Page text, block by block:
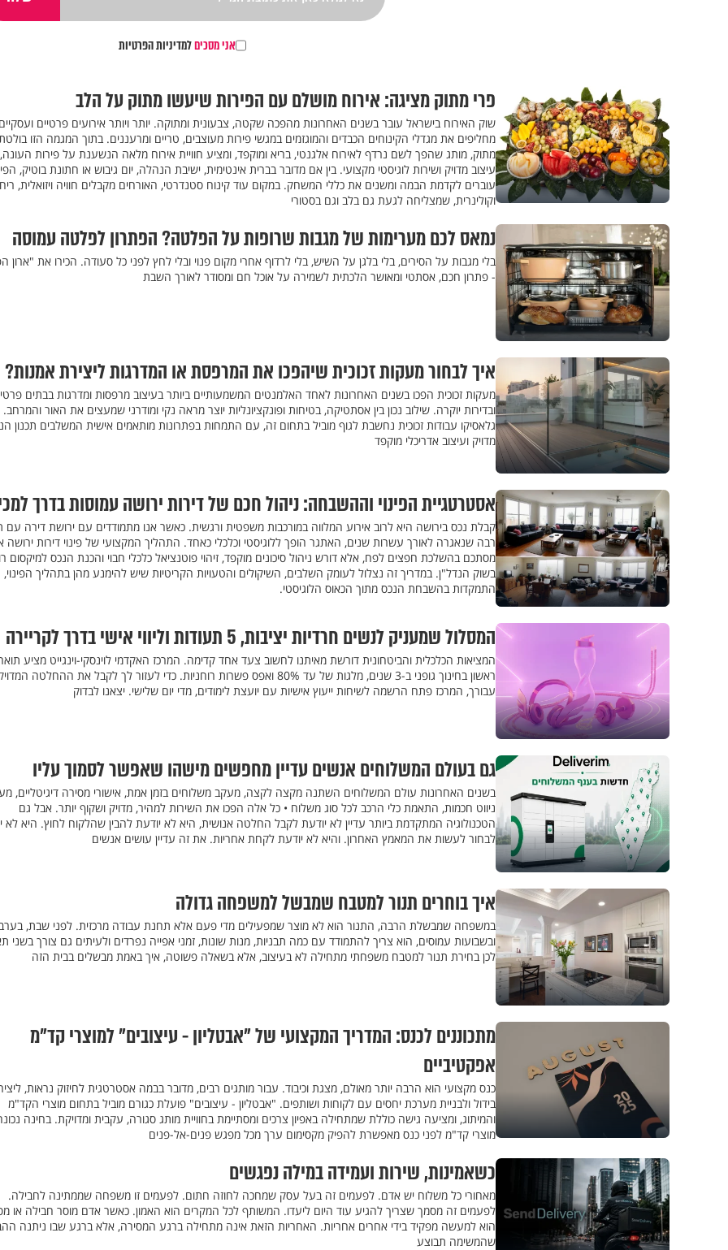
אני מסכיםלמדיניות הפרטיות
פרי מתוק מציגה: אירוח מושלם עם הפירות שיעשו מתוק על הלב
שוק האירוח בישראל עובר בשנים האחרונות מהפכה שקטה, צבעונית ומתוקה. יותר ויותר אירועים פרטיים ועסקיים
מחליפים את מגדלי הקינוחים הכבדים והמוגזמים במגשי פירות מעוצבים, טריים ומרעננים. בתוך המגמה הזו
מתוק, מותג שהפך לשם נרדף לאירוח אלגנטי, בריא ומוקפד, ומציע חוויית אירוח מלאה הנשענת על פירות העונה,
עיצוב מדויק ושירות לוגיסטי מקצועי. בין אם מדובר בברית אינטימית, ישיבת הנהלה, יום גיבוש או חתונת בוטיק,
עוברים לקדמת הבמה ומשנים את כללי המשחק. במקום עוד קינוח סטנדרטי, האורחים מקבלים חוויה ויזואלית,
וקולינרית, שמצליחה לגעת גם בלב וגם בסטורי
נמאס לכם מערימות של מגבות שרופות על הפלטה? הפתרון לפלטה עמוסה
בלי מגבות על הסירים, בלי בלגן על השיש, בלי לרדוף אחרי מקום פנוי ובלי לחץ לפני כל סעודה. הכירו את "ארון
- פתרון חכם, אסתטי ומאושר הלכתית לשמירה על אוכל חם ומסודר לאורך השבת
איך לבחור מעקות זכוכית שיהפכו את המרפסת או המדרגות ליצירת אמנות?
מעקות זכוכית הפכו בשנים האחרונות לאחד האלמנטים המשמעותיים ביותר בעיצוב מרפסות ומדרגות בבתים
ובדירות יוקרה. שילוב נכון בין אסתטיקה, בטיחות ופונקציונליות יוצר מראה נקי ומודרני שמעצים את האור והמרחב.
גלאסיקו עבודות זכוכית נחשבת לגוף מוביל בתחום זה, עם התמחות בפתרונות מותאמים אישית המשלבים תכנון
מדויק ועיצוב אדריכלי מוקפד
אסטרטגיית הפינוי וההשבחה: ניהול חכם של דירות ירושה עמוסות בדרך
קבלת נכס בירושה היא לרוב אירוע המלווה במורכבות משפטית ורגשית. כאשר אנו מתמודדים עם ירושת דירה עם
רבה שנאגרה לאורך עשרות שנים, האתגר הופך ללוגיסטי וכלכלי כאחד. התהליך המקצועי של פינוי דירות ירושה
מסתכם בהשלכת חפצים לפח, אלא דורש ניהול סיכונים מוקפד, זיהוי פוטנציאל כלכלי חבוי והכנת הנכס למיקסום
בשוק הנדל"ן. במדריך זה נצלול לעומק השלבים, השיקולים והטעויות הקריטיות שיש להימנע מהן בתהליך הפינוי,
התמקדות בהשבחת הנכס מתוך הכאוס הלוגיסטי.
המסלול שמעניק לנשים חרדיות יציבות, 5 תעודות וליווי אישי בדרך לקריירה
המציאות הכלכלית והביטחונית דורשת מאיתנו לחשוב צעד אחד קדימה. המרכז האקדמי לוינסקי-וינגייט מציע
ראשון בחינוך גופני ב-3 שנים, מלגות של עד 80% ואפס פשרות רוחניות. כדי לעזור לך לקבל את ההחלטה
עבורך, המרכז פתח הרשמה לשיחות ייעוץ אישיות עם יועצת לימודים, מדי יום שלישי. יצאנו לבדוק
גם בעולם המשלוחים אנשים עדיין מחפשים מישהו שאפשר לסמוך עליו
בשנים האחרונות עולם המשלוחים השתנה מקצה לקצה, מעקב משלוחים בזמן אמת, אישורי מסירה דיגיטליים,
ניווט חכמות, התאמת כלי הרכב לכל סוג משלוח • כל אלה הפכו את השירות למהיר, מדויק ושקוף יותר. אבל גם
הטכנולוגיה המתקדמת ביותר עדיין לא יודעת לקבל החלטה אנושית, היא לא יודעת להבין שהלקוח לחוץ. היא לא
לבחור לעשות את המאמץ האחרון. והיא לא יודעת לקחת אחריות. את זה עדיין עושים אנשים
איך בוחרים תנור למטבח שמבשל למשפחה גדולה
במשפחה שמבשלת הרבה, התנור הוא לא מוצר שמפעילים מדי פעם אלא תחנת עבודה מרכזית. לפני שבת,
ובשבועות עמוסים, הוא צריך להתמודד עם כמה תבניות, מנות שונות, זמני אפייה נפרדים ולעיתים גם צורך בשני
לכן בחירת תנור למטבח משפחתי מתחילה לא בעיצוב, אלא בשאלה פשוטה, איך באמת מבשלים בבית הזה
מתכוננים לכנס: המדריך המקצועי של "אבטליון - עיצובים" למוצרי קד"מ
אפקטיביים
כנס מקצועי הוא הרבה יותר מאולם, מצגת וכיבוד. עבור מותגים רבים, מדובר בבמה אסטרטגית לחיזוק נראות,
בידול ולבניית מערכת יחסים עם לקוחות ושותפים. "אבטליון - עיצובים" פועלת כגורם מוביל בתחום מוצרי הקד"מ
והמיתוג, ומציעה גישה כוללת שמתחילה באפיון צרכים ומסתיימת בחוויית מותג סגורה, עקבית ומדויקת. בחינה
מוצרי קד"מ לפני כנס מאפשרת להפיק מקסימום ערך מכל מפגש פנים-אל-פנים
כשאמינות, שירות ועמידה במילה נפגשים
מאחורי כל משלוח יש אדם. לפעמים זה בעל עסק שמחכה לחוזה חתום. לפעמים זו משפחה שממתינה לחבילה.
לפעמים זה מסמך שצריך להגיע עוד היום ליעדו. המשותף לכל המקרים הוא האמון. כאשר אדם מוסר חבילה או
הוא למעשה מפקיד בידי אחרים אחריות. האחריות הזאת אינה מתחילה ברגע המסירה, אלא ברגע שבו ניתנה
שהמשימה תבוצע